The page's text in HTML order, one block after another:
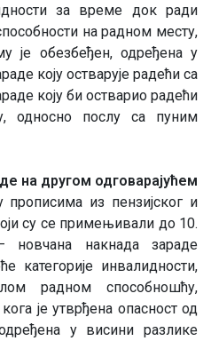
за време док ради
на радном месту,
је обезбеђен, одређена у
коју остварује радећи са
коју би остварио радећи
односно послу са пуним
на другом одговарајућем
из пензијског и
су се примењивали до 10.
новчана накнада зараде
категорије инвалидности,
радном способношћу,
је утврђена опасност од
у висини разлике